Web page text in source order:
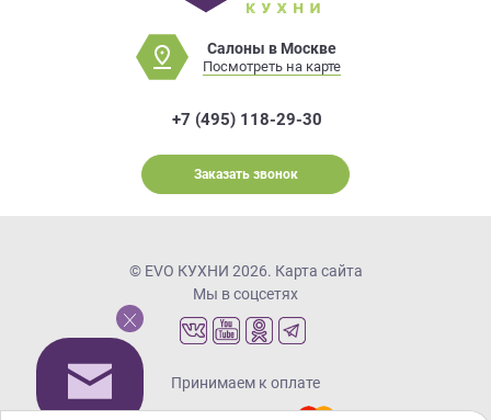
Салоны в Москве
Посмотреть на карте
+7 (495) 118-29-30
Заказать звонок
© EVO КУХНИ 2026. Карта сайта
Мы в соцсетях
Принимаем к оплате